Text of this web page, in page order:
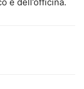
e dell’officina.